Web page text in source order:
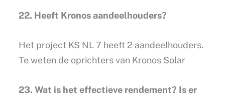
22. Heeft Kronos aandeelhouders?
Het project KS NL 7 heeft 2 aandeelhouders.
Te weten de oprichters van Kronos Solar
23. Wat is het effectieve rendement? Is er